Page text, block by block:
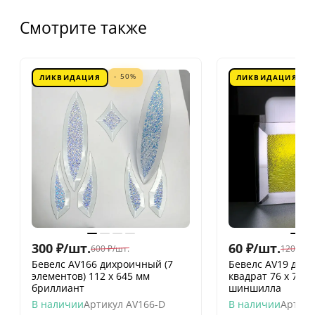
Смотрите также
ЛИКВИДАЦИЯ - 50%
300 ₽/шт.600 ₽/шт.
Бевелс AV166 дихроичный (7
элементов) 112 х 645 мм
бриллиант
В наличииАртикул AV166-D
ЛИКВИДАЦИЯ
60 ₽/шт.120
Бевелс AV19
квадрат 76 х 76
шиншилла
В наличии